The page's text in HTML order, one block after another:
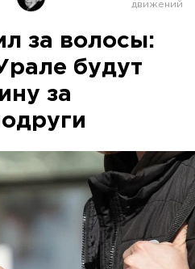
за волосы:
будут
за